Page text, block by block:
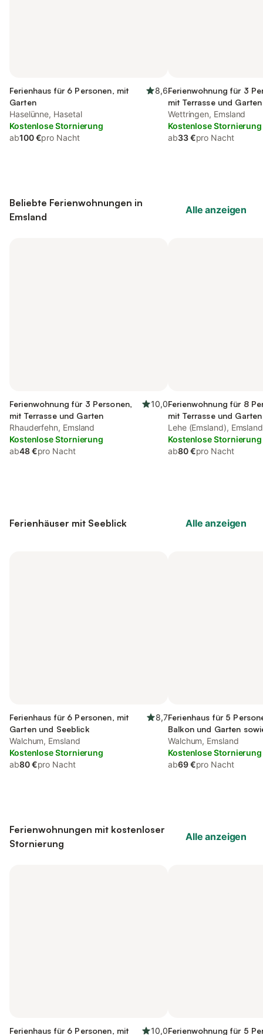
Ferienhaus für 6 Personen, mit
Garten
8,6
Haselünne, Hasetal
Kostenlose Stornierung
ab100 €pro Nacht
Ferienwohnung für 3
mit Terrasse und Garten
Wettringen, Emsland
Kostenlose Stornierung
ab33 €pro Nacht
Beliebte Ferienwohnungen in
Emsland
Alle anzeigen
Ferienwohnung für 3 Personen,
mit Terrasse und Garten
10,0
Rhauderfehn, Emsland
Kostenlose Stornierung
ab48 €pro Nacht
Ferienwohnung für 8
mit Terrasse und Garten
Lehe (Emsland), Emsland
Kostenlose Stornierung
ab80 €pro Nacht
Ferienhäuser mit Seeblick Alle anzeigen
Ferienhaus für 6 Personen, mit
Garten und Seeblick
8,7
Walchum, Emsland
Kostenlose Stornierung
ab80 €pro Nacht
Ferienhaus für 5
Balkon und Garten
Walchum, Emsland
Kostenlose Stornierung
ab69 €pro Nacht
Ferienwohnungen mit kostenloser
Stornierung
Alle anzeigen
Ferienhaus für 6 Personen, mit
10,0Ferienwohnung für 5